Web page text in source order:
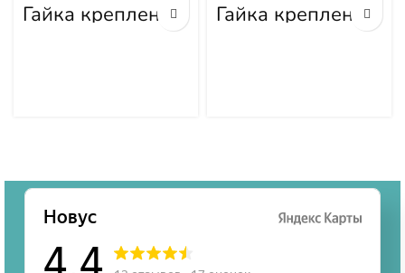
Гайка крепления
башмака
Гайка крепления
башмака